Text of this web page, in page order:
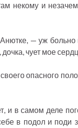
некому и
— уж
чует мое
опасного
и в самом деле
в подол и поди